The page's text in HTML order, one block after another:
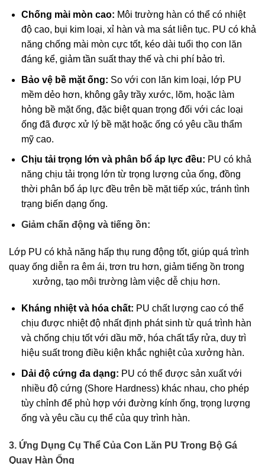
Chống mài mòn cao: Môi trường hàn có thể có nhiệt
độ cao, bụi kim loại, xỉ hàn và ma sát liên tục. PU có khả
năng chống mài mòn cực tốt, kéo dài tuổi thọ con lăn
đáng kể, giảm tần suất thay thế và chi phí bảo trì.
Bảo vệ bề mặt ống: So với con lăn kim loại, lớp PU
mềm dẻo hơn, không gây trầy xước, lõm, hoặc làm
hỏng bề mặt ống, đặc biệt quan trọng đối với các loại
ống đã được xử lý bề mặt hoặc ống có yêu cầu thẩm
mỹ cao.
Chịu tải trọng lớn và phân bổ áp lực đều: PU có khả
năng chịu tải trọng lớn từ trọng lượng của ống, đồng
thời phân bổ áp lực đều trên bề mặt tiếp xúc, tránh tình
trạng biến dạng ống.
Giảm chấn động và tiếng ồn:
Lớp PU có khả năng hấp thụ rung động tốt, giúp quá trình
quay ống diễn ra êm ái, trơn tru hơn, giảm tiếng ồn trong
xưởng, tạo môi trường làm việc dễ chịu hơn.
Kháng nhiệt và hóa chất: PU chất lượng cao có thể
chịu được nhiệt độ nhất định phát sinh từ quá trình hàn
và chống chịu tốt với dầu mỡ, hóa chất tẩy rửa, duy trì
hiệu suất trong điều kiện khắc nghiệt của xưởng hàn.
Dải độ cứng đa dạng: PU có thể được sản xuất với
nhiều độ cứng (Shore Hardness) khác nhau, cho phép
tùy chỉnh để phù hợp với đường kính ống, trọng lượng
ống và yêu cầu cụ thể của quy trình hàn.
3. Ứng Dụng Cụ Thể Của Con Lăn PU Trong Bộ Gá
Quay Hàn Ống